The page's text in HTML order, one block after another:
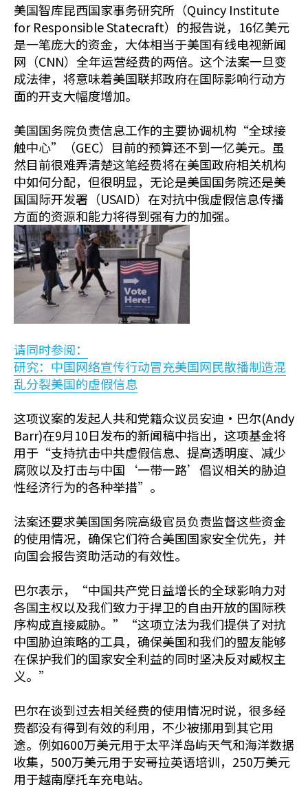
美国智库昆西国家事务研究所（Quincy Institute
for Responsible Statecraft）的报告说，16亿美元
是一笔庞大的资金，大体相当于美国有线电视新闻
网（CNN）全年运营经费的两倍。这个法案一旦变
成法律，将意味着美国联邦政府在国际影响行动方
面的开支大幅度增加。
美国国务院负责信息工作的主要协调机构“全球接
触中心”（GEC）目前的预算还不到一亿美元。虽
然目前很难弄清楚这笔经费将在美国政府相关机构
中如何分配，但很明显，无论是美国国务院还是美
国国际开发署（USAID）在对抗中俄虚假信息传播
方面的资源和能力将得到强有力的加强。
请同时参阅：
研究：中国网络宣传行动冒充美国网民散播制造混
乱分裂美国的虚假信息
这项议案的发起人共和党籍众议员安迪·巴尔(Andy
Barr)在9月10日发布的新闻稿中指出，这项基金将
用于“支持抗击中共虚假信息、提高透明度、减少
腐败以及打击与中国‘一带一路’倡议相关的胁迫
性经济行为的各种举措”。
法案还要求美国国务院高级官员负责监督这些资金
的使用情况，确保它们符合美国国家安全优先，并
向国会报告资助活动的有效性。
巴尔表示，“中国共产党日益增长的全球影响力对
各国主权以及我们致力于捍卫的自由开放的国际秩
序构成直接威胁。”“这项立法为我们提供了对抗
中国胁迫策略的工具，确保美国和我们的盟友能够
在保护我们的国家安全利益的同时坚决反对威权主
义。”
巴尔在谈到过去相关经费的使用情况时说，很多经
费都没有得到有效的利用，不少被挪用到其它用
途。例如600万美元用于太平洋岛屿天气和海洋数据
收集，500万美元用于安哥拉英语培训，250万美元
用于越南摩托车充电站。